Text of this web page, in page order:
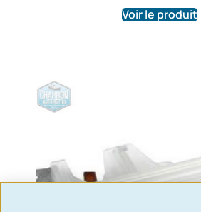
Voir le produit